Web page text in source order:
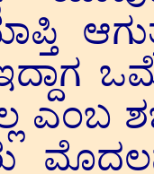
ಎಂಬ